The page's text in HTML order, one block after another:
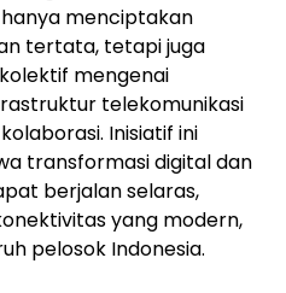
menciptakan
tertata, tetapi juga
mengenai
telekomunikasi
Inisiatif ini
transformasi digital dan
berjalan selaras,
yang modern,
pelosok Indonesia.